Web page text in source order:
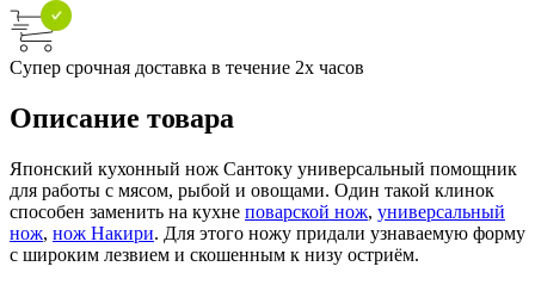
Супер срочная доставка в течение 2х часов
Описание товара
Японский кухонный нож Сантоку универсальный помощник
для работы с мясом, рыбой и овощами. Один такой клинок
способен заменить на кухне поварской нож, универсальный
нож, нож Накири. Для этого ножу придали узнаваемую форму
с широким лезвием и скошенным к низу остриём.